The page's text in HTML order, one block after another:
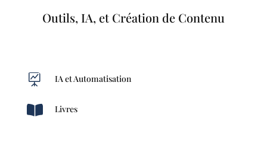
Outils, IA, et Création de Contenu
 IA et Automatisation
 Livres